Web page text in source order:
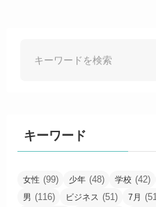
キーワード
女性 (99) 少年 (48) 学校 (42)
男 (116) ビジネス (51) 7月